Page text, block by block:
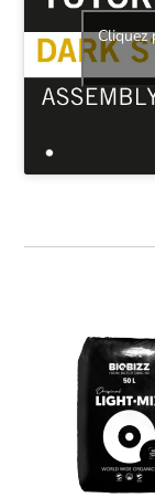
Cliquez